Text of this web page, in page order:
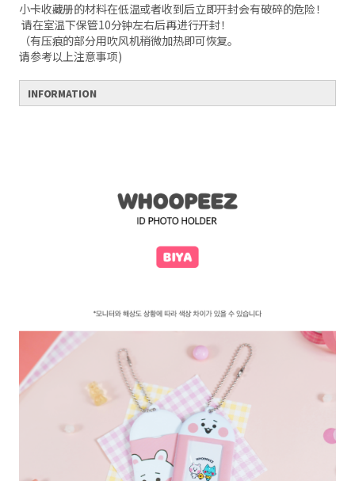
小卡收藏册的材料在低温或者收到后立即开封会有破碎的危险！
请在室温下保管10分钟左右后再进行开封！
（有压痕的部分用吹风机稍微加热即可恢复。
请参考以上注意事项)
INFORMATION